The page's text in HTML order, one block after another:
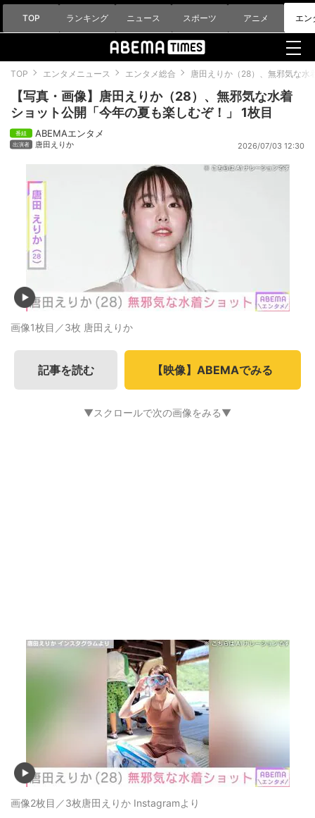
TOP ランキング ニュース スポーツ アニメ エン
TOP エンタメニュース エンタメ総合 唐田えりか（28）、無邪気な水
【写真・画像】唐田えりか（28）、無邪気な水着
ショット公開「今年の夏も楽しむぞ！」 1枚目
ABEMAエンタメ
唐田えりか 2026/07/03 12:30
画像1枚目／3枚 唐田えりか
記事を読む 【映像】ABEMAでみる
▼スクロールで次の画像をみる▼
画像2枚目／3枚唐田えりか Instagramより